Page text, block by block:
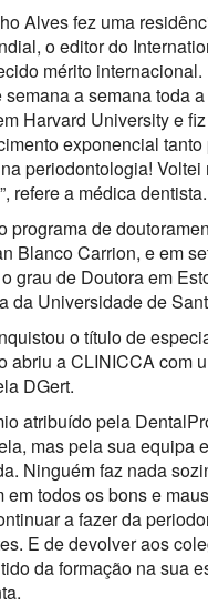
Alves fez uma
o editor do
mérito
a semana toda
Harvard University e
exponencial
periodontologia!
refere a médica dentista.
programa de
Blanco Carrion, e em
grau de Doutora em
da Universidade de
o título de
abriu a CLINICCA com
DGert.
atribuído pela
mas pela sua equipa
Ninguém faz nada
em todos os bons e
a fazer da
E de devolver aos
da formação na sua